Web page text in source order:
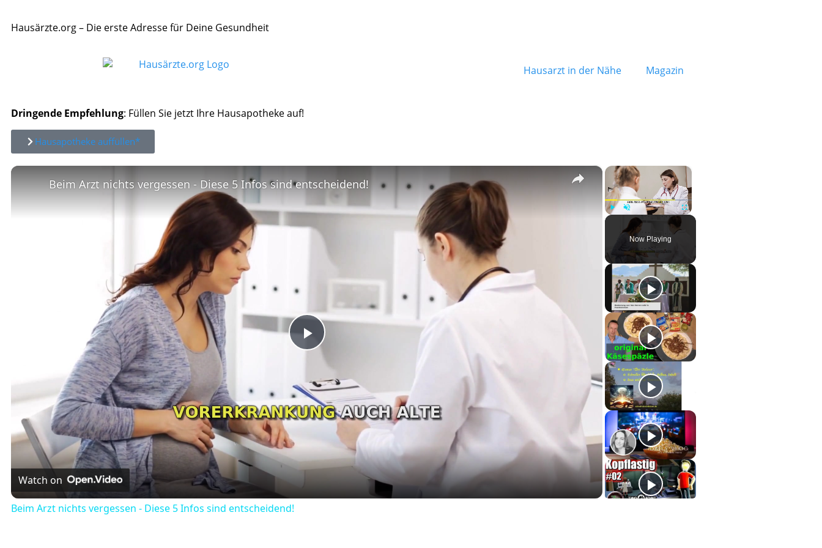
Hausärzte.org – Die erste Adresse für Deine Gesundheit
Hausarzt in der Nähe Magazin
Dringende Empfehlung: Füllen Sie jetzt Ihre Hausapotheke auf!
Hausapotheke auffüllen*
×
Unmute Fullscreen
Now Playing
×
Play
Video
Beim Arzt nichts vergessen - Diese 5 Infos sind entscheidend!
Watch on
Beim Arzt nichts vergessen - Diese 5 Infos sind entscheidend!